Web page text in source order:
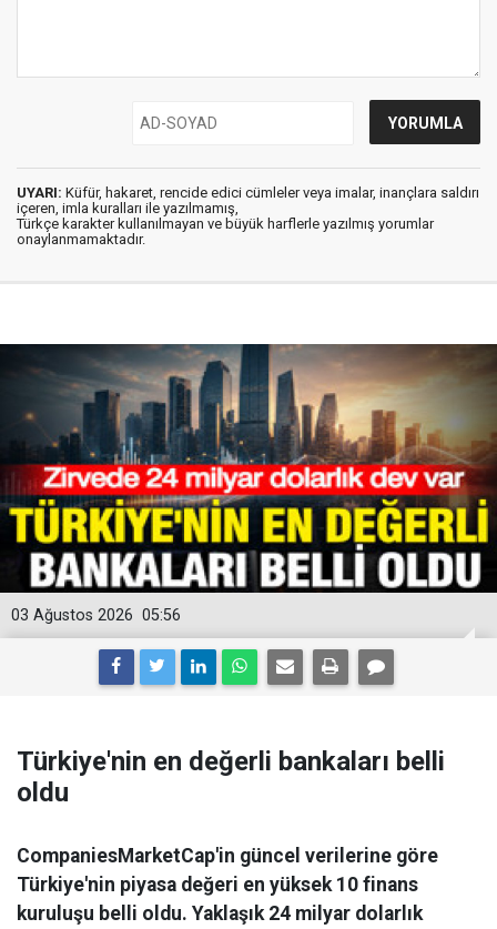
UYARI: Küfür, hakaret, rencide edici cümleler veya imalar, inançlara saldırı
içeren, imla kuralları ile yazılmamış,
Türkçe karakter kullanılmayan ve büyük harflerle yazılmış yorumlar
onaylanmamaktadır.
05:56
03 Ağustos 2026
Türkiye'nin en değerli bankaları belli
oldu
CompaniesMarketCap'in güncel verilerine göre
Türkiye'nin piyasa değeri en yüksek 10 finans
kuruluşu belli oldu. Yaklaşık 24 milyar dolarlık